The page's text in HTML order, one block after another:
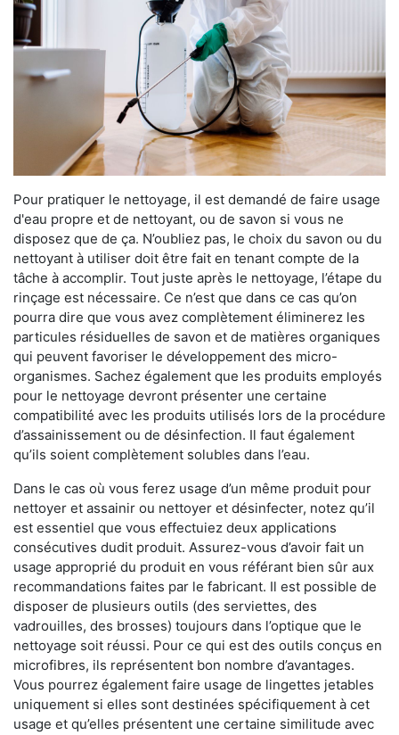
Pour pratiquer le nettoyage, il est demandé de faire usage
d'eau propre et de nettoyant, ou de savon si vous ne
disposez que de ça. N’oubliez pas, le choix du savon ou du
nettoyant à utiliser doit être fait en tenant compte de la
tâche à accomplir. Tout juste après le nettoyage, l’étape du
rinçage est nécessaire. Ce n’est que dans ce cas qu’on
pourra dire que vous avez complètement éliminerez les
particules résiduelles de savon et de matières organiques
qui peuvent favoriser le développement des micro-
organismes. Sachez également que les produits employés
pour le nettoyage devront présenter une certaine
compatibilité avec les produits utilisés lors de la procédure
d’assainissement ou de désinfection. Il faut également
qu’ils soient complètement solubles dans l’eau.
Dans le cas où vous ferez usage d’un même produit pour
nettoyer et assainir ou nettoyer et désinfecter, notez qu’il
est essentiel que vous effectuiez deux applications
consécutives dudit produit. Assurez-vous d’avoir fait un
usage approprié du produit en vous référant bien sûr aux
recommandations faites par le fabricant. Il est possible de
disposer de plusieurs outils (des serviettes, des
vadrouilles, des brosses) toujours dans l’optique que le
nettoyage soit réussi. Pour ce qui est des outils conçus en
microfibres, ils représentent bon nombre d’avantages.
Vous pourrez également faire usage de lingettes jetables
uniquement si elles sont destinées spécifiquement à cet
usage et qu’elles présentent une certaine similitude avec